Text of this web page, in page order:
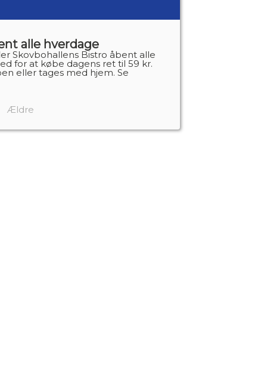
alle hverdage
Skovbohallens Bistro åbent alle
for at købe dagens ret til 59 kr.
eller tages med hjem. Se
Ældre